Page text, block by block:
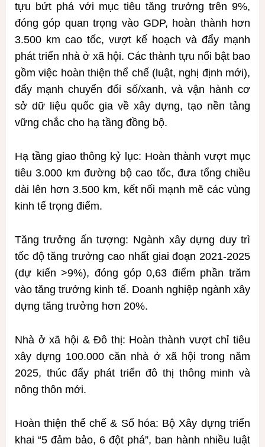
tựu bứt phá với mục tiêu tăng trưởng trên 9%,
đóng góp quan trọng vào GDP, hoàn thành hơn
3.500 km cao tốc, vượt kế hoạch và đẩy mạnh
phát triển nhà ở xã hội. Các thành tựu nổi bật bao
gồm việc hoàn thiện thể chế (luật, nghị định mới),
đẩy mạnh chuyển đổi số/xanh, và vận hành cơ
sở dữ liệu quốc gia về xây dựng, tạo nền tảng
vững chắc cho hạ tầng đồng bộ.
Hạ tầng giao thông kỷ lục: Hoàn thành vượt mục
tiêu 3.000 km đường bộ cao tốc, đưa tổng chiều
dài lên hơn 3.500 km, kết nối mạnh mẽ các vùng
kinh tế trọng điểm.
Tăng trưởng ấn tượng: Ngành xây dựng duy trì
tốc độ tăng trưởng cao nhất giai đoạn 2021-2025
(dự kiến >9%), đóng góp 0,63 điểm phần trăm
vào tăng trưởng kinh tế. Doanh nghiệp ngành xây
dựng tăng trưởng hơn 20%.
Nhà ở xã hội & Đô thị: Hoàn thành vượt chỉ tiêu
xây dựng 100.000 căn nhà ở xã hội trong năm
2025, thúc đẩy phát triển đô thị thông minh và
nông thôn mới.
Hoàn thiện thể chế & Số hóa: Bộ Xây dựng triển
khai “5 đảm bảo, 6 đột phá”, ban hành nhiều luật